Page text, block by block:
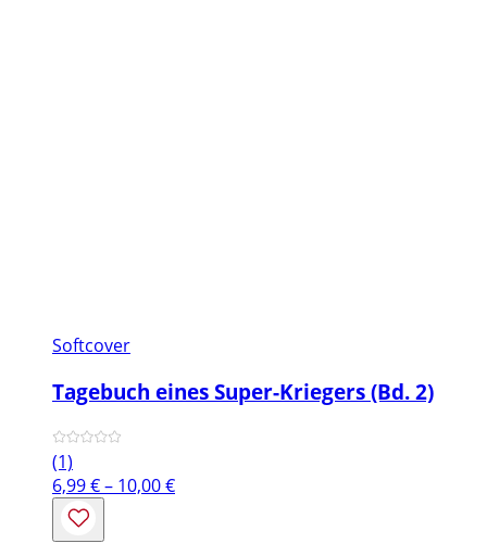
Softcover
Tagebuch eines Super-Kriegers (Bd. 2)
(1)
6,99€– 10,00€Preisspanne: